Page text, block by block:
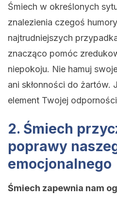
Śmiech w określonych
znalezienia czegoś
najtrudniejszych
znacząco pomóc
niepokoju. Nie hamuj
ani skłonności do
element Twojej
2. Śmiech
poprawy
emocjonalnego
Śmiech zapewnia nam